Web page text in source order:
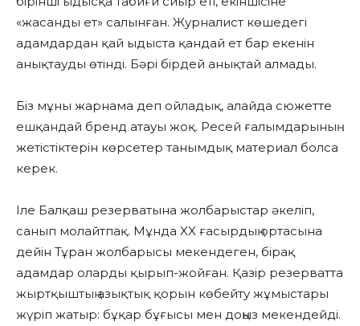
«жасанды ет» салынған. Журналист көшедегі
адамдардан қай ыдыста қандай ет бар екенін
анықтауды өтінді. Бәрі бірдей анықтай алмады.
Біз мұны жарнама деп ойладық, алайда сюжетте
ешқандай бренд атауы жоқ. Ресей ғалымдарының
жетістіктерін көрсетер танымдық материал болса
керек.
Іле Балқаш резерватына жолбарыстар әкеліп,
санып молайтпақ. Мұнда XX ғасырдың ортасына
дейін Тұран жолбарысы мекендеген, бірақ
адамдар оларды қырып-жойған. Қазір резерватта
жыртқыштың азықтық қорын көбейту жұмыстары
жүріп жатыр: бұқар бұғысы мен доңыз мекендейді.